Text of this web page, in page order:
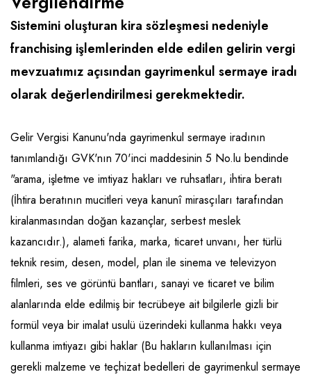
Ev Hizmetleri
Sağlık Güzellik
Turizm - Eğlence
Market FMGC - Katlı Mağaza
Mobilya ve Ev Tekstili
Oyuncak ve Hediyelik
Yapı Malzemesi - Hırdavat
Gayrimenkul
Gıda ve Sarf Malzemeleri
Güvenlik - Temizlik
Hukuk - Marka - Patent ve Tercüme
Isıtma - Soğutma ve Havalandırma
Lojistik - Kargo ve Kurye
Mali Kayıt ve Denetim
Matbaa - Fotoğraf
Mobilya Dekorasyon
Proje - İnşaat ve Tesisat
Raf ve Depo Sistemleri
Reklam - Tanıtım - PR ve İnternet
Sistemini oluşturan kira sözleşmesi nedeniyle
franchising işlemlerinden elde edilen gelirin vergi
mevzuatımız açısından gayrimenkul sermaye iradı
olarak değerlendirilmesi gerekmektedir.
Gelir Vergisi Kanunu'nda gayrimenkul sermaye iradının
tanımlandığı GVK'nın 70'inci maddesinin 5 No.lu bendinde
"arama, işletme ve imtiyaz hakları ve ruhsatları, ihtira beratı
(İhtira beratının mucitleri veya kanunî mirasçıları tarafından
kiralanmasından doğan kazançlar, serbest meslek
kazancıdır.), alameti farika, marka, ticaret unvanı, her türlü
teknik resim, desen, model, plan ile sinema ve televizyon
filmleri, ses ve görüntü bantları, sanayi ve ticaret ve bilim
alanlarında elde edilmiş bir tecrübeye ait bilgilerle gizli bir
formül veya bir imalat usulü üzerindeki kullanma hakkı veya
kullanma imtiyazı gibi haklar (Bu hakların kullanılması için
gerekli malzeme ve teçhizat bedelleri de gayrimenkul sermaye